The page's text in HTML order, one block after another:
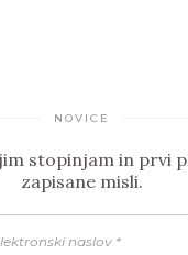
NOVICE
stopinjam in prvi
zapisane misli.